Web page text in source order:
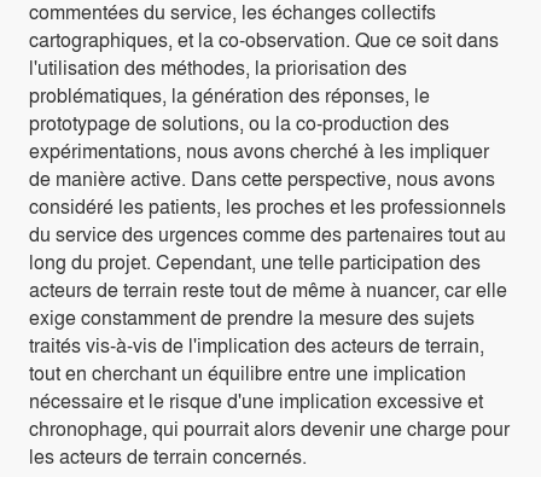
commentées du service, les échanges collectifs
cartographiques, et la co-observation. Que ce soit dans
l'utilisation des méthodes, la priorisation des
problématiques, la génération des réponses, le
prototypage de solutions, ou la co-production des
expérimentations, nous avons cherché à les impliquer
de manière active. Dans cette perspective, nous avons
considéré les patients, les proches et les professionnels
du service des urgences comme des partenaires tout au
long du projet. Cependant, une telle participation des
acteurs de terrain reste tout de même à nuancer, car elle
exige constamment de prendre la mesure des sujets
traités vis-à-vis de l'implication des acteurs de terrain,
tout en cherchant un équilibre entre une implication
nécessaire et le risque d'une implication excessive et
chronophage, qui pourrait alors devenir une charge pour
les acteurs de terrain concernés.